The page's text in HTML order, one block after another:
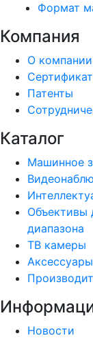
Формат
Компания
О компании
Патенты
Каталог
Машинное
Объективы
диапазона
ТВ камеры
Новости